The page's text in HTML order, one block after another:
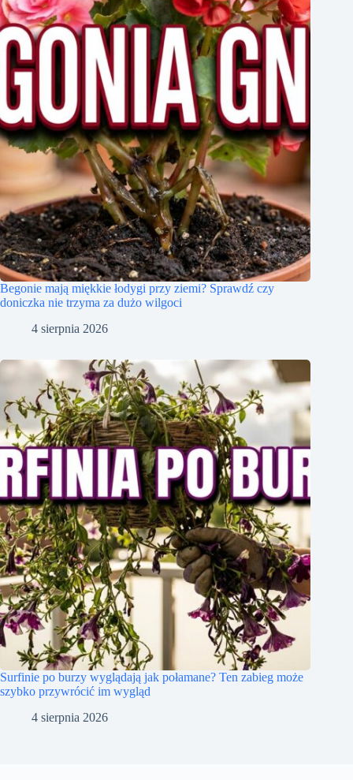
Begonie mają miękkie łodygi przy ziemi? Sprawdź czy
doniczka nie trzyma za dużo wilgoci
4 sierpnia 2026
Surfinie po burzy wyglądają jak połamane? Ten zabieg może
szybko przywrócić im wygląd
4 sierpnia 2026